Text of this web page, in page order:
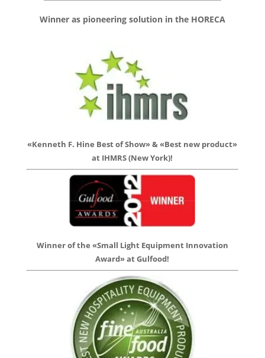
Winner as pioneering solution in the HORECA
«Kenneth F. Hine Best of Show» & «Best new product»
at IHMRS (New York)!
Winner of the «Small Light Equipment Innovation
Award» at Gulfood!